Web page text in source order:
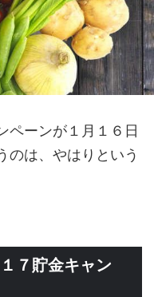
ペーンが１月１６日
のは、やはりという
７貯金キャン